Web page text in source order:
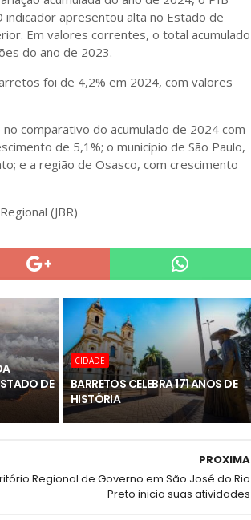
apresentou alta no Estado de
Em valores correntes, o total acumulado
do ano de 2023.
foi de 4,2% em 2024, com valores
comparativo do acumulado de 2024 com
de 5,1%; o município de São Paulo,
e a região de Osasco, com crescimento
(JBR)
DE
CIDADE
BARRETOS CELEBRA 171 ANOS DE
HISTÓRIA
PROXIMA
Regional de Governo em São José do Rio
Preto inicia suas atividades